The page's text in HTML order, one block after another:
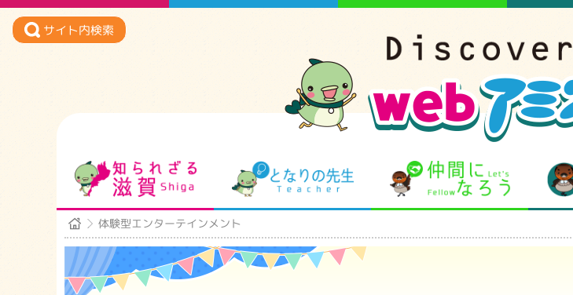
サイト内検索
知られざる滋賀 となりの先生 仲間になろ
体験型エンターテインメント